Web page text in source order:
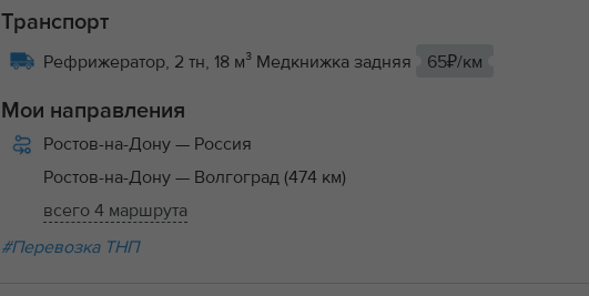
Транспорт
Рефрижератор, 2 тн, 18 м³ Медкнижка задняя
65₽/км
Мои направления
Ростов-на-Дону— Россия
Ростов-на-Дону— Волгоград (474 км)
всего 4 маршрута
#Перевозка ТНП